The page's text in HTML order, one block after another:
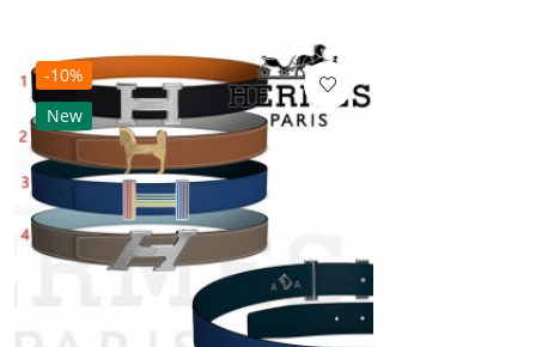
-10%
New